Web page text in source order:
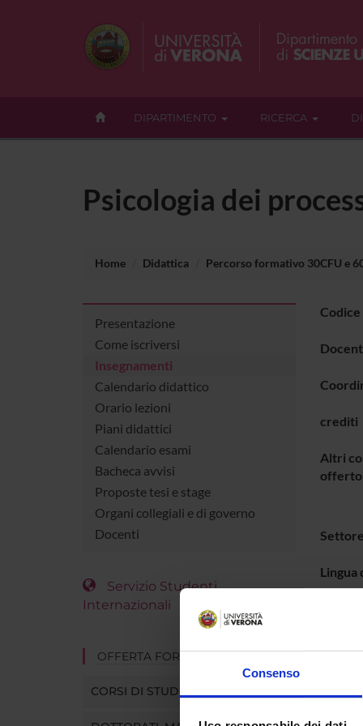
Consenso
DIPARTIMENTO RICERCA
Psicologia dei
Home Didattica Percorso formativo 30CFU e
Presentazione
Come iscriversi
Insegnamenti
Calendario didattico
Orario lezioni
Piani didattici
Calendario esami
Bacheca avvisi
Proposte tesi e stage
Organi collegiali e di governo
Docenti
Servizio Studenti
Internazionali
OFFERTA FORMATIVA
CORSI DI STUDIO
crediti
Altri
offerto
Lingua
Vai